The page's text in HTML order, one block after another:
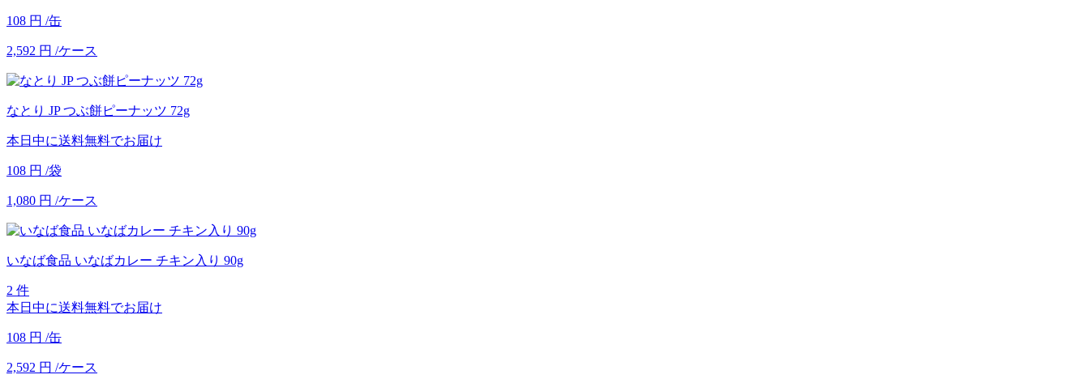
108 円 /缶
2,592 円 /ケース
なとり JP つぶ餅ピーナッツ 72g
本日中に送料無料でお届け
108 円 /袋
1,080 円 /ケース
いなば食品 いなばカレー チキン入り 90g
2 件
本日中に送料無料でお届け
108 円 /缶
2,592 円 /ケース